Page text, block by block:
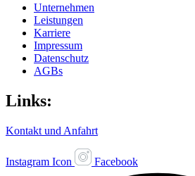
Unternehmen
Leistungen
Karriere
Impressum
Datenschutz
AGBs
Links:
Kontakt und Anfahrt
Instagram Icon Facebook